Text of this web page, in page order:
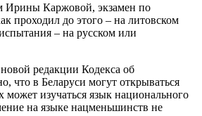
Ирины Каржовой, экзамен по
проходил до этого – на литовском
– на русском или
редакции Кодекса об
что в Беларуси могут открываться
может изучаться язык национального
на языке нацменьшинств не